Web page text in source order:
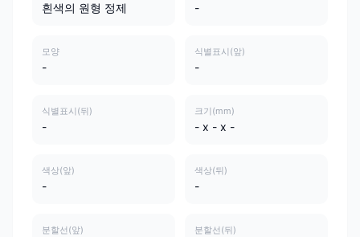
흰색의 원형 정제 -
모양
-
식별표시(앞)
-
식별표시(뒤)
-
크기(mm)
- x - x -
색상(앞)
-
색상(뒤)
-
분할선(앞) 분할선(뒤)